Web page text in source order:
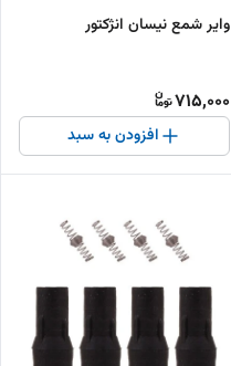
وایر شمع نیسان انژکتور
715,000
افزودن به سبد